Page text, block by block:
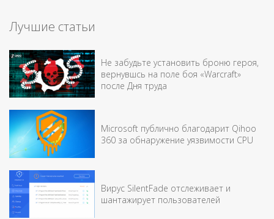
Лучшие статьи
Не забудьте установить броню героя,
вернувшсь на поле боя «Warcraft»
после Дня труда
Microsoft публично благодарит Qihoo
360 за обнаружение уязвимости CPU
Вирус SilentFade отслеживает и
шантажирует пользователей